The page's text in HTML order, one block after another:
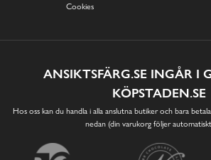
Cookies
ANSIKTSFÄRG.SE INGÅR I
KÖPSTADEN.SE
Hos oss kan du handla i alla anslutna butiker och bara
nedan (din varukorg följer